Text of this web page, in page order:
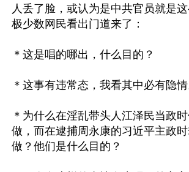
人丢了脸，或认为是中共官员就是
极少数网民看出门道来了：
＊这是唱的哪出，什么目的？
＊这事有违常态，我看其中必有隐情
＊为什么在淫乱带头人江泽民当政
做，而在逮捕周永康的习近平主政
做？他们是什么目的？